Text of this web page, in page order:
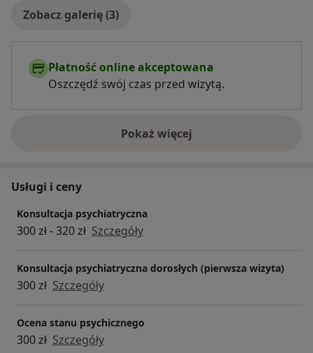
Zobacz galerię (3)
Płatność online akceptowana
Oszczędź swój czas przed wizytą.
Pokaż więcejo doświadczeniu
Usługi i ceny
Konsultacja psychiatryczna
300 zł - 320 zł Szczegóły
Konsultacja psychiatryczna dorosłych (pierwsza wizyta)
300 zł Szczegóły
Ocena stanu psychicznego
300 zł Szczegóły